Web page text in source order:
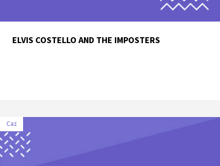
ELVIS COSTELLO AND THE IMPOSTERS
Caz